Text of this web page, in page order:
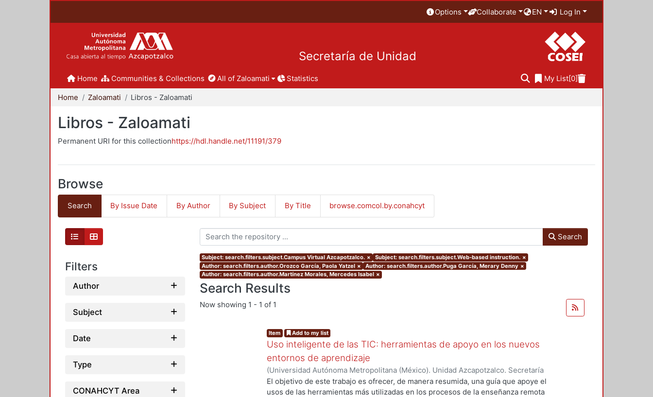
Options Collaborate EN Log In
Secretaría de Unidad
Home Communities & Collections All of Zaloamati Statistics My List[0]
Home Zaloamati Libros - Zaloamati
Libros - Zaloamati
Permanent URI for this collectionhttps://hdl.handle.net/11191/379
Browse
Search By Issue Date By Author By Subject By Title browse.comcol.by.conahcyt
Filters
Author
Subject
Date
Type
CONAHCYT Area
Search
Subject: search.filters.subject.Campus Virtual Azcapotzalco. × Subject: search.filters.subject.Web-based instruction. ×
Author: search.filters.author.Orozco García, Paola Yatzel × Author: search.filters.author.Puga García, Merary Denny ×
Author: search.filters.author.Martínez Morales, Mercedes Isabel ×
Search Results
Now showing 1 - 1 of 1
Item Add to my list
Uso inteligente de las TIC: herramientas de apoyo en los nuevos
entornos de aprendizaje
(Universidad Autónoma Metropolitana (México). Unidad Azcapotzalco. Secretaría
Académica.,2021) García Castro, María Beatriz;Orozco García, Paola Yatzel;Puga
García, Merary Denny;Martínez Morales, Mercedes Isabel;Alvarado Hernández,
El objetivo de este trabajo es ofrecer, de manera resumida, una guía que apoye el
usos de las herramientas más utilizadas en los procesos de la enseñanza remota